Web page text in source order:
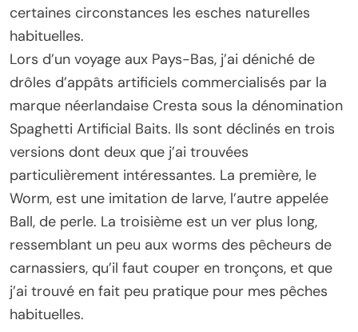
certaines circonstances les esches naturelles
habituelles.
Lors d’un voyage aux Pays-Bas, j’ai déniché de
drôles d’appâts artificiels commercialisés par la
marque néerlandaise Cresta sous la dénomination
Spaghetti Artificial Baits. Ils sont déclinés en trois
versions dont deux que j’ai trouvées
particulièrement intéressantes. La première, le
Worm, est une imitation de larve, l’autre appelée
Ball, de perle. La troisième est un ver plus long,
ressemblant un peu aux worms des pêcheurs de
carnassiers, qu’il faut couper en tronçons, et que
j’ai trouvé en fait peu pratique pour mes pêches
habituelles.